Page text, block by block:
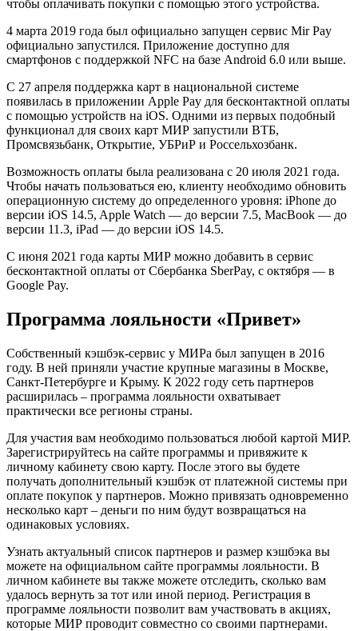
чтобы оплачивать покупки с помощью этого устройства.
4 марта 2019 года был официально запущен сервис Mir Pay
официально запустился. Приложение доступно для
смартфонов с поддержкой NFC на базе Android 6.0 или выше.
С 27 апреля поддержка карт в национальной системе
появилась в приложении Apple Pay для бесконтактной оплаты
с помощью устройств на iOS. Одними из первых подобный
функционал для своих карт МИР запустили ВТБ,
Промсвязьбанк, Открытие, УБРиР и Россельхозбанк.
Возможность оплаты была реализована с 20 июля 2021 года.
Чтобы начать пользоваться ею, клиенту необходимо обновить
операционную систему до определенного уровня: iPhone до
версии iOS 14.5, Apple Watch — до версии 7.5, MacBook — до
версии 11.3, iPad — до версии iOS 14.5.
С июня 2021 года карты МИР можно добавить в сервис
бесконтактной оплаты от Сбербанка SberPay, с октября — в
Google Pay.
Программа лояльности «Привет»
Собственный кэшбэк-сервис у МИРа был запущен в 2016
году. В ней приняли участие крупные магазины в Москве,
Санкт-Петербурге и Крыму. К 2022 году сеть партнеров
расширилась – программа лояльности охватывает
практически все регионы страны.
Для участия вам необходимо пользоваться любой картой МИР.
Зарегистрируйтесь на сайте программы и привяжите к
личному кабинету свою карту. После этого вы будете
получать дополнительный кэшбэк от платежной системы при
оплате покупок у партнеров. Можно привязать одновременно
несколько карт – деньги по ним будут возвращаться на
одинаковых условиях.
Узнать актуальный список партнеров и размер кэшбэка вы
можете на официальном сайте программы лояльности. В
личном кабинете вы также можете отследить, сколько вам
удалось вернуть за тот или иной период. Регистрация в
программе лояльности позволит вам участвовать в акциях,
которые МИР проводит совместно со своими партнерами.